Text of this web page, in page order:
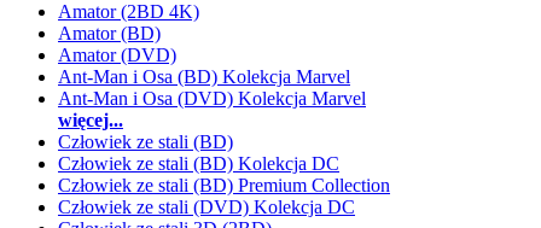
Amator (2BD 4K)
Amator (BD)
Amator (DVD)
Ant-Man i Osa (BD) Kolekcja Marvel
Ant-Man i Osa (DVD) Kolekcja Marvel
więcej...
Człowiek ze stali (BD)
Człowiek ze stali (BD) Kolekcja DC
Człowiek ze stali (BD) Premium Collection
Człowiek ze stali (DVD) Kolekcja DC